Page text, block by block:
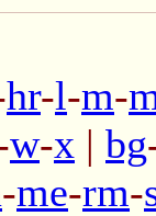
hr-l-m-
w-x | bg
-me-rm-